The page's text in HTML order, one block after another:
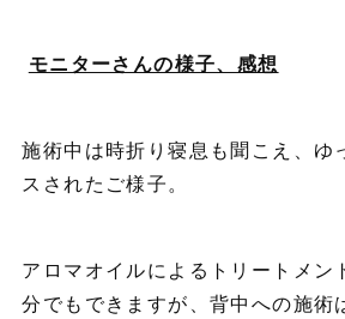
モニターさんの様子、感想
施術中は時折り寝息も聞こえ、ゆ
スされたご様子。
アロマオイルによるトリートメン
分でもできますが、背中への施術